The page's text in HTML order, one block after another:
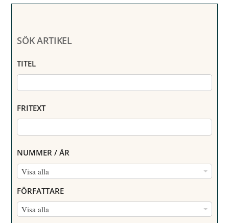
SÖK ARTIKEL
TITEL
FRITEXT
NUMMER / ÅR
Visa alla
N
M
M
FÖRFATTARE
Visa alla